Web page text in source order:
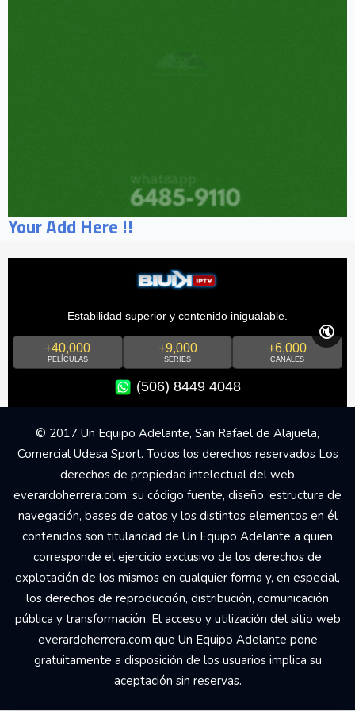
Your Add Here !!
Estabilidad superior y contenido inigualable.
+40,000
PELÍCULAS
+9,000
SERIES
+6,000
CANALES
(506) 8449 4048
🔇
© 2017 Un Equipo Adelante, San Rafael de Alajuela,
Comercial Udesa Sport. Todos los derechos reservados Los
derechos de propiedad intelectual del web
everardoherrera.com, su código fuente, diseño, estructura de
navegación, bases de datos y los distintos elementos en él
contenidos son titularidad de Un Equipo Adelante a quien
corresponde el ejercicio exclusivo de los derechos de
explotación de los mismos en cualquier forma y, en especial,
los derechos de reproducción, distribución, comunicación
pública y transformación. El acceso y utilización del sitio web
everardoherrera.com que Un Equipo Adelante pone
gratuitamente a disposición de los usuarios implica su
aceptación sin reservas.